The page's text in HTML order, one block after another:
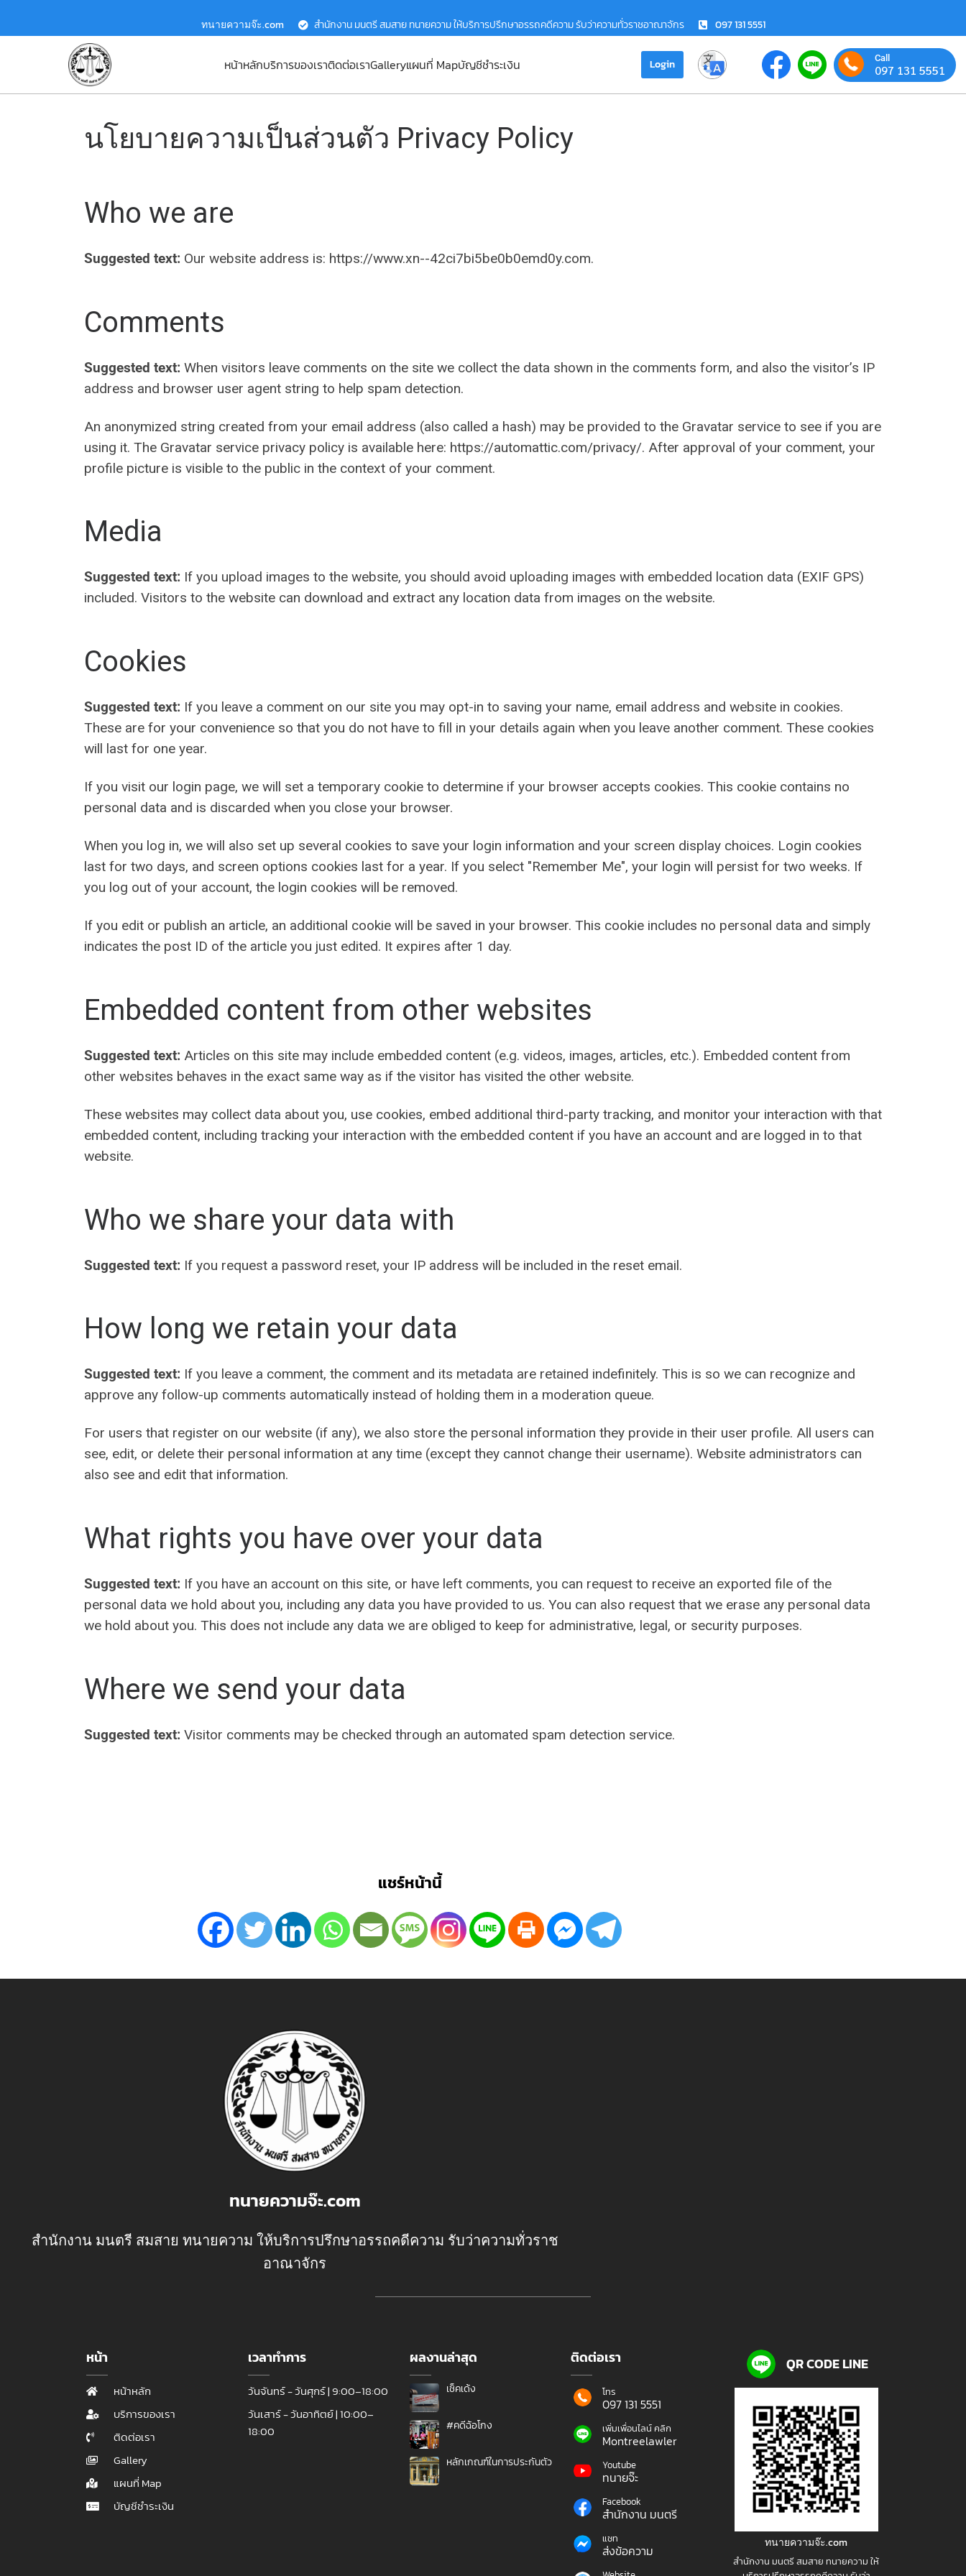
ทนายความจ๊ะ.com สำนักงาน มนตรี สมสาย ทนายความ ให้บริการปรึกษาอรรถคดีความ รับว่าความทั่วราชอาณาจักร 097 131 5551
หน้าหลักบริการของเราติดต่อเราGalleryแผนที่ Mapบัญชีชำระเงิน Login Call
097 131 5551
นโยบายความเป็นส่วนตัว Privacy Policy
Who we are
Suggested text: Our website address is: https://www.xn--42ci7bi5be0b0emd0y.com.
Comments
Suggested text: When visitors leave comments on the site we collect the data shown in the comments form, and also the visitor’s IP
address and browser user agent string to help spam detection.
An anonymized string created from your email address (also called a hash) may be provided to the Gravatar service to see if you are
using it. The Gravatar service privacy policy is available here: https://automattic.com/privacy/. After approval of your comment, your
profile picture is visible to the public in the context of your comment.
Media
Suggested text: If you upload images to the website, you should avoid uploading images with embedded location data (EXIF GPS)
included. Visitors to the website can download and extract any location data from images on the website.
Cookies
Suggested text: If you leave a comment on our site you may opt-in to saving your name, email address and website in cookies.
These are for your convenience so that you do not have to fill in your details again when you leave another comment. These cookies
will last for one year.
If you visit our login page, we will set a temporary cookie to determine if your browser accepts cookies. This cookie contains no
personal data and is discarded when you close your browser.
When you log in, we will also set up several cookies to save your login information and your screen display choices. Login cookies
last for two days, and screen options cookies last for a year. If you select "Remember Me", your login will persist for two weeks. If
you log out of your account, the login cookies will be removed.
If you edit or publish an article, an additional cookie will be saved in your browser. This cookie includes no personal data and simply
indicates the post ID of the article you just edited. It expires after 1 day.
Embedded content from other websites
Suggested text: Articles on this site may include embedded content (e.g. videos, images, articles, etc.). Embedded content from
other websites behaves in the exact same way as if the visitor has visited the other website.
These websites may collect data about you, use cookies, embed additional third-party tracking, and monitor your interaction with that
embedded content, including tracking your interaction with the embedded content if you have an account and are logged in to that
website.
Who we share your data with
Suggested text: If you request a password reset, your IP address will be included in the reset email.
How long we retain your data
Suggested text: If you leave a comment, the comment and its metadata are retained indefinitely. This is so we can recognize and
approve any follow-up comments automatically instead of holding them in a moderation queue.
For users that register on our website (if any), we also store the personal information they provide in their user profile. All users can
see, edit, or delete their personal information at any time (except they cannot change their username). Website administrators can
also see and edit that information.
What rights you have over your data
Suggested text: If you have an account on this site, or have left comments, you can request to receive an exported file of the
personal data we hold about you, including any data you have provided to us. You can also request that we erase any personal data
we hold about you. This does not include any data we are obliged to keep for administrative, legal, or security purposes.
Where we send your data
Suggested text: Visitor comments may be checked through an automated spam detection service.
แชร์หน้านี้
ทนายความจ๊ะ.com
สำนักงาน มนตรี สมสาย ทนายความ ให้บริการปรึกษาอรรถคดีความ รับว่าความทั่วราช
อาณาจักร
หน้า
หน้าหลัก
บริการของเรา
ติดต่อเรา
Gallery
แผนที่ Map
บัญชีชำระเงิน
เวลาทำการ
วันจันทร์ - วันศุกร์ | 9:00–18:00
วันเสาร์ - วันอาทิตย์ | 10:00–
18:00
ผลงานล่าสุด
เช็คเด้ง
#คดีฉ้อโกง
หลักเกณฑ์ในการประกันตัว
ติดต่อเรา
โทร
097 131 5551
เพิ่มเพื่อนไลน์ คลิก
Montreelawler
Youtube
ทนายจ๊ะ
Facebook
สำนักงาน มนตรี
แชท
ส่งข้อความ
QR CODE LINE
ทนายความจ๊ะ.com
สำนักงาน มนตรี สมสาย ทนายความ ให้